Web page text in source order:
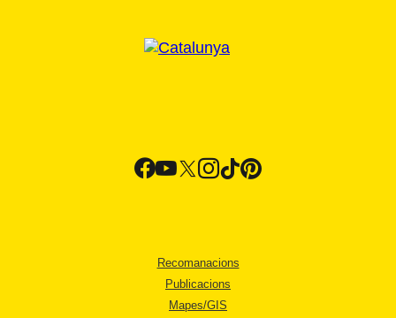
Recomanacions
Publicacions
Mapes/GIS